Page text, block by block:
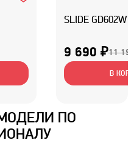
SLIDE GD602W
9 690 ₽11
В
ПО